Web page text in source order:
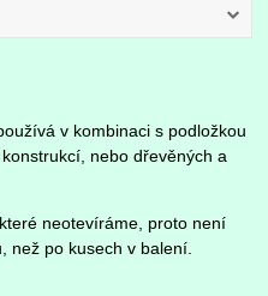
v kombinaci s podložkou
nebo dřevěných a
neotevíráme, proto není
než po kusech v balení.